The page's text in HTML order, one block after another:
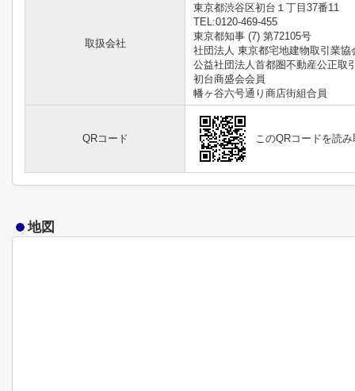
取扱会社
東京都渋谷区初台１丁目37番11
TEL:0120-469-455
東京都知事 (7) 第72105号
社団法人 東京都宅地建物取引業協
公益社団法人首都圏不動産公正取
初台商盛会会員
幡ヶ谷六号通り商店街組合員
QRコード このQRコードを読
地図